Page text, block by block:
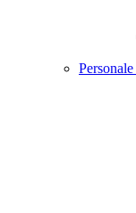
Personale